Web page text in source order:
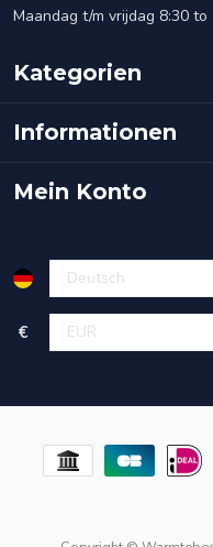
Maandag t/m vrijdag 8:30 to
Kategorien
Informationen
Mein Konto
€